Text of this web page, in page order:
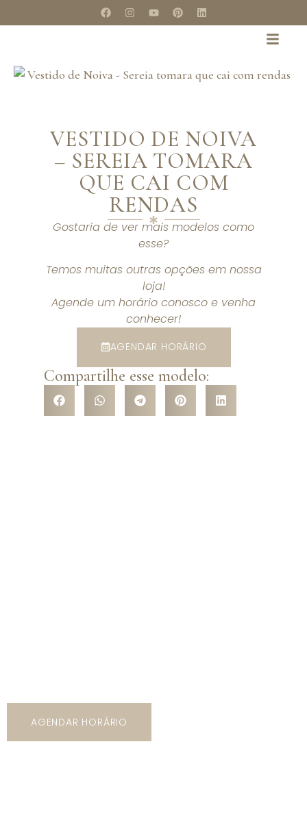
VESTIDO DE NOIVA
– SEREIA TOMARA
QUE CAI COM
RENDAS
Gostaria de ver mais modelos como
esse?
Temos muitas outras opções em nossa
loja!
Agende um horário conosco e venha
conhecer!
AGENDAR HORÁRIO
Compartilhe esse modelo:
AGENDAR HORÁRIO